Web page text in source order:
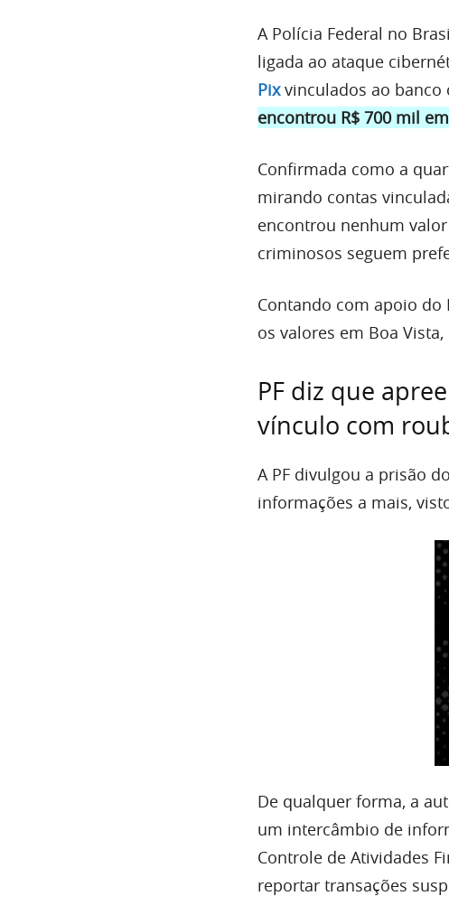
A Polícia Federal no
ligada ao ataque
Pix vinculados ao banco
encontrou R$ 700 mil
Confirmada como a
mirando contas
encontrou nenhum
criminosos seguem
Contando com apoio do
os valores em Boa
PF diz que
vínculo com
A PF divulgou a prisão
informações a mais,
De qualquer forma, a
um intercâmbio de
Controle de Atividades
reportar transações